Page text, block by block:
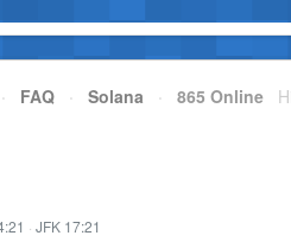
· FAQ · Solana · 865 Online
· JFK 17:21